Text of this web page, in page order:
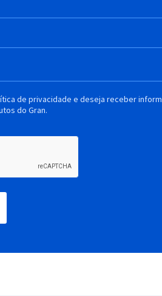
de privacidade e deseja receber
do Gran.